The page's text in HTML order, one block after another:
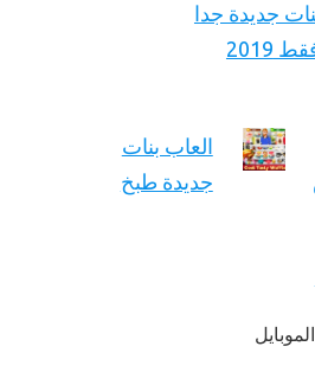
جديدة جدا
2019
العاب بنات
جديدة طبخ